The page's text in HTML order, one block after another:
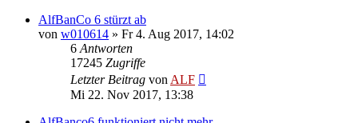
AlfBanCo 6 stürzt ab
von w010614 » Fr 4. Aug 2017, 14:02
6 Antworten
17245 Zugriffe
Letzter Beitrag von ALF
Mi 22. Nov 2017, 13:38